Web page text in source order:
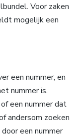
Voor zaken
mogelijk een
een nummer, en
nummer is.
een nummer dat
andersom zoeken
een nummer